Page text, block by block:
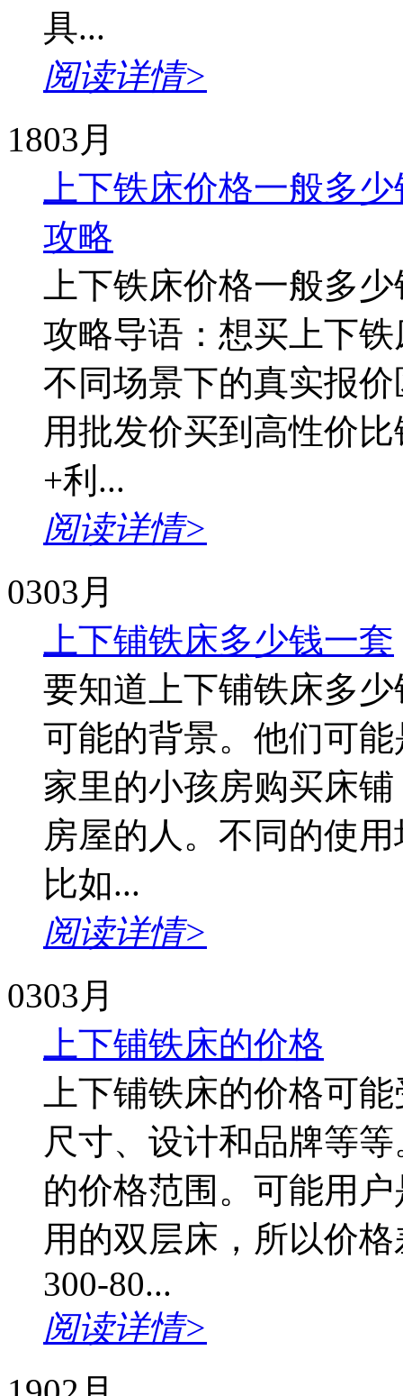
具...
阅读详情>
1803月
上下铁床价格一般多
攻略
上下铁床价格一般多
攻略导语：想买上下
不同场景下的真实报
用批发价买到高性价
+利...
阅读详情>
0303月
上下铺铁床多少钱一套
要知道上下铺铁床多
可能的背景。他们可
家里的小孩房购买床
房屋的人。不同的使
比如...
阅读详情>
0303月
上下铺铁床的价格
上下铺铁床的价格可
尺寸、设计和品牌等
的价格范围。可能用
用的双层床，所以价
300-80...
阅读详情>